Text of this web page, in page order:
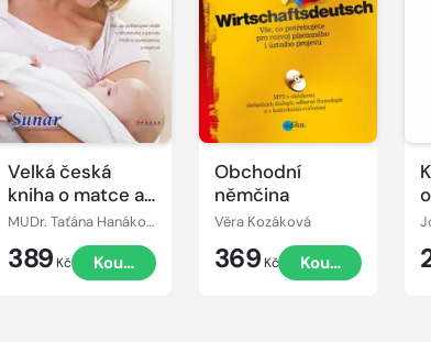
Velká česká
kniha o matce a
dítěti
MUDr. Taťána Hanáková
389 Kč Koupit
Obchodní
němčina
Věra Kozáková
369 Kč Koupit